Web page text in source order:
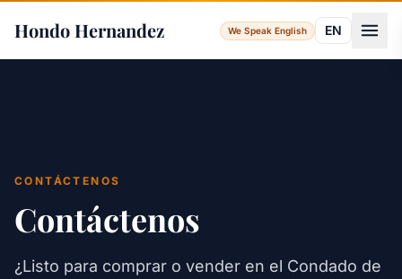
Hondo Hernandez We Speak English EN
CONTÁCTENOS
Contáctenos
¿Listo para comprar o vender en el Condado de